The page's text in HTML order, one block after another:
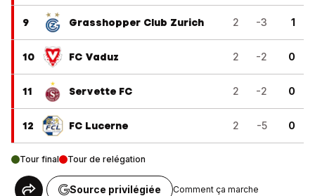
9 Grasshopper Club Zurich 2 -3 1
10 FC Vaduz 2 -2 0
11 Servette FC 2 -2 0
12 FC Lucerne 2 -5 0
Tour final Tour de relégation
Source privilégiée Comment ça marche